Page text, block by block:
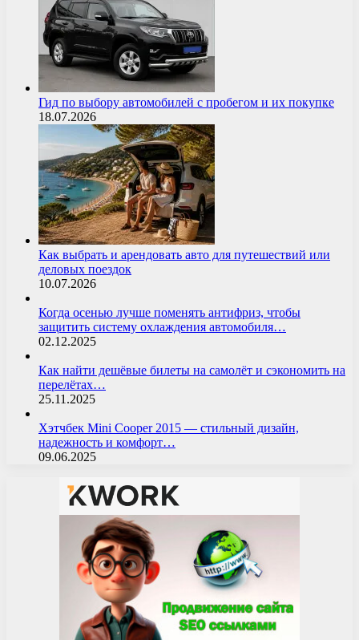
Гид по выбору автомобилей с пробегом и их покупке
18.07.2026
Как выбрать и арендовать авто для путешествий или
деловых поездок
10.07.2026
Когда осенью лучше поменять антифриз, чтобы
защитить систему охлаждения автомобиля…
02.12.2025
Как найти дешёвые билеты на самолёт и сэкономить на
перелётах…
25.11.2025
Хэтчбек Mini Cooper 2015 — стильный дизайн,
надежность и комфорт…
09.06.2025